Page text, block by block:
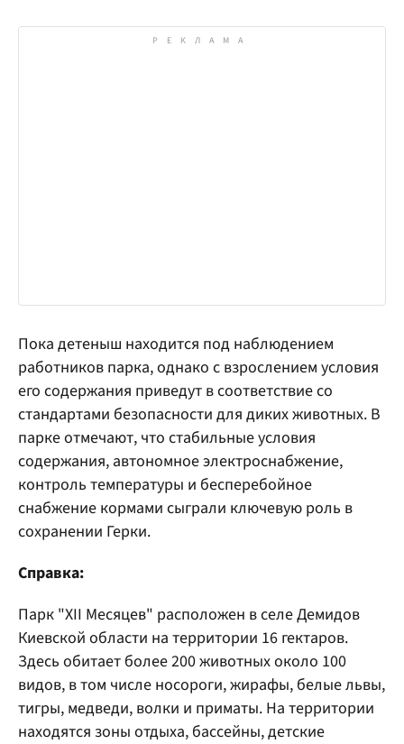
Пока детеныш находится под наблюдением
работников парка, однако с взрослением условия
его содержания приведут в соответствие со
стандартами безопасности для диких животных. В
парке отмечают, что стабильные условия
содержания, автономное электроснабжение,
контроль температуры и бесперебойное
снабжение кормами сыграли ключевую роль в
сохранении Герки.
Справка:
Парк "XII Месяцев" расположен в селе Демидов
Киевской области на территории 16 гектаров.
Здесь обитает более 200 животных около 100
видов, в том числе носороги, жирафы, белые львы,
тигры, медведи, волки и приматы. На территории
находятся зоны отдыха, бассейны, детские